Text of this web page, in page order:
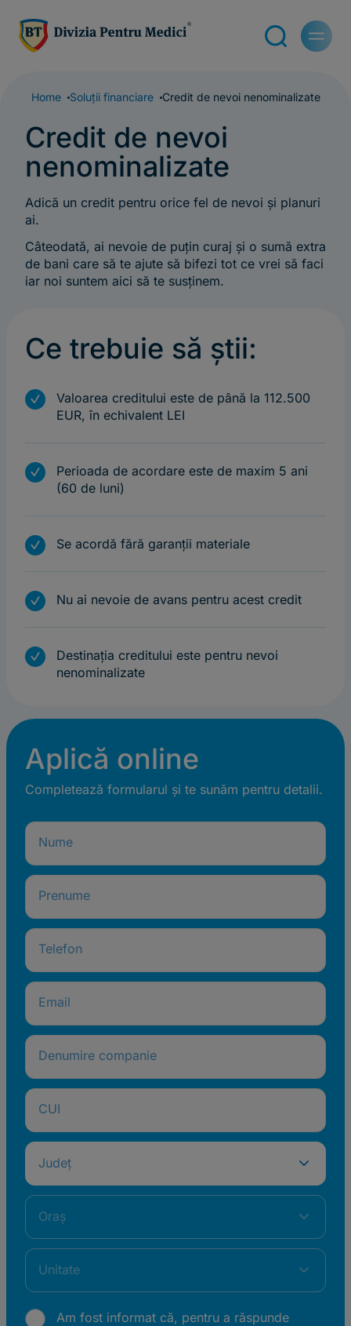
Home Soluții financiare Credit de nevoi nenominalizate
Credit de nevoi
nenominalizate
Adică un credit pentru orice fel de nevoi și planuri
ai.
Câteodată, ai nevoie de puțin curaj și o sumă extra
de bani care să te ajute să bifezi tot ce vrei să faci
iar noi suntem aici să te susținem.
Ce trebuie să știi:
m
Valoarea creditului este de până la 112.500
EUR, în echivalent LEI
m
Perioada de acordare este de maxim 5 ani
(60 de luni)
m Se acordă fără garanții materiale
m Nu ai nevoie de avans pentru acest credit
m
Destinația creditului este pentru nevoi
nenominalizate
Aplică online
Completează formularul și te sunăm pentru detalii.
Nume
Prenume
Telefon
Email
Denumire companie
CUI
Județ
Oraș
Unitate
Am fost informat că, pentru a răspunde